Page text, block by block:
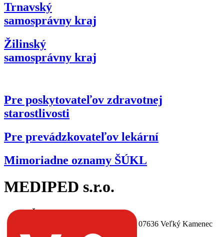
Trnavský
samosprávny kraj
Žilinský
samosprávny kraj
Pre poskytovateľov zdravotnej
starostlivosti
Pre prevádzkovateľov lekární
Mimoriadne oznamy ŠÚKL
MEDIPED s.r.o.
Veľký Kamenec 157, 07636 Veľký Kamenec